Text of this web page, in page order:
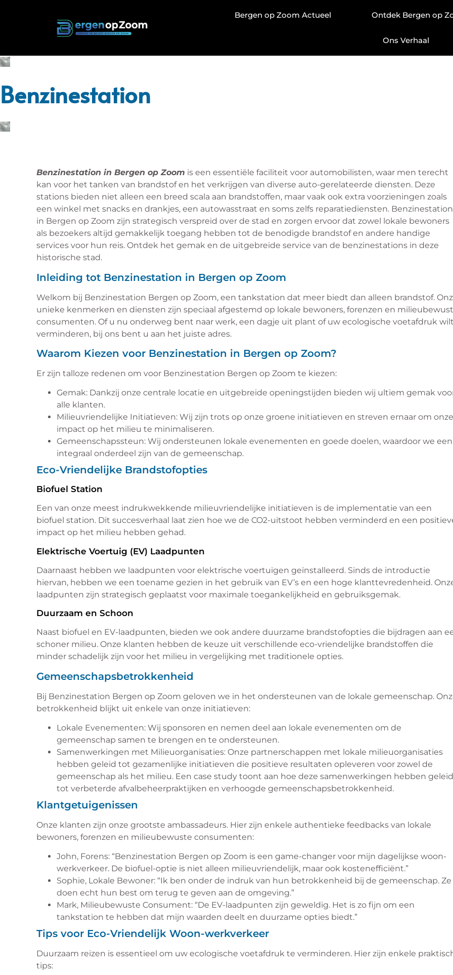
Bergen op Zoom Actueel Ontdek Bergen op
Ons Verhaal
Benzinestation
Benzinestation in Bergen op Zoom is een essentiële faciliteit voor automobilisten, waar men terecht
kan voor het tanken van brandstof en het verkrijgen van diverse auto-gerelateerde diensten. Deze
stations bieden niet alleen een breed scala aan brandstoffen, maar vaak ook extra voorzieningen zoals
een winkel met snacks en drankjes, een autowasstraat en soms zelfs reparatiediensten.
in Bergen op Zoom zijn strategisch verspreid over de stad en zorgen ervoor dat zowel lokale bewoners
als bezoekers altijd gemakkelijk toegang hebben tot de benodigde brandstof en andere handige
services voor hun reis. Ontdek het gemak en de uitgebreide service van de benzinestations in deze
historische stad.
Inleiding tot Benzinestation in Bergen op Zoom
Welkom bij Benzinestation Bergen op Zoom, een tankstation dat meer biedt dan alleen brandstof.
unieke kenmerken en diensten zijn speciaal afgestemd op lokale bewoners, forenzen en
consumenten. Of u nu onderweg bent naar werk, een dagje uit plant of uw ecologische voetafdruk
verminderen, bij ons bent u aan het juiste adres.
Waarom Kiezen voor Benzinestation in Bergen op Zoom?
Er zijn talloze redenen om voor Benzinestation Bergen op Zoom te kiezen:
Gemak: Dankzij onze centrale locatie en uitgebreide openingstijden bieden wij ultiem gemak
alle klanten.
Milieuvriendelijke Initiatieven: Wij zijn trots op onze groene initiatieven en streven ernaar om onze
impact op het milieu te minimaliseren.
Gemeenschapssteun: Wij ondersteunen lokale evenementen en goede doelen, waardoor we een
integraal onderdeel zijn van de gemeenschap.
Eco-Vriendelijke Brandstofopties
Biofuel Station
Een van onze meest indrukwekkende milieuvriendelijke initiatieven is de implementatie van een
biofuel station. Dit succesverhaal laat zien hoe we de CO2-uitstoot hebben verminderd en een
impact op het milieu hebben gehad.
Elektrische Voertuig (EV) Laadpunten
Daarnaast hebben we laadpunten voor elektrische voertuigen geïnstalleerd. Sinds de introductie
hiervan, hebben we een toename gezien in het gebruik van EV’s en een hoge klanttevredenheid.
laadpunten zijn strategisch geplaatst voor maximale toegankelijkheid en gebruiksgemak.
Duurzaam en Schoon
Naast biofuel en EV-laadpunten, bieden we ook andere duurzame brandstofopties die bijdragen aan
schoner milieu. Onze klanten hebben de keuze uit verschillende eco-vriendelijke brandstoffen die
minder schadelijk zijn voor het milieu in vergelijking met traditionele opties.
Gemeenschapsbetrokkenheid
Bij Benzinestation Bergen op Zoom geloven we in het ondersteunen van de lokale gemeenschap.
betrokkenheid blijkt uit enkele van onze initiatieven:
Lokale Evenementen: Wij sponsoren en nemen deel aan lokale evenementen om de
gemeenschap samen te brengen en te ondersteunen.
Samenwerkingen met Milieuorganisaties: Onze partnerschappen met lokale milieuorganisaties
hebben geleid tot gezamenlijke initiatieven die positieve resultaten opleveren voor zowel de
gemeenschap als het milieu. Een case study toont aan hoe deze samenwerkingen hebben geleid
tot verbeterde afvalbeheerpraktijken en verhoogde gemeenschapsbetrokkenheid.
Klantgetuigenissen
Onze klanten zijn onze grootste ambassadeurs. Hier zijn enkele authentieke feedbacks van lokale
bewoners, forenzen en milieubewuste consumenten:
John, Forens: “Benzinestation Bergen op Zoom is een game-changer voor mijn dagelijkse woon-
werkverkeer. De biofuel-optie is niet alleen milieuvriendelijk, maar ook kostenefficiënt.”
Sophie, Lokale Bewoner: “Ik ben onder de indruk van hun betrokkenheid bij de gemeenschap. Ze
doen echt hun best om terug te geven aan de omgeving.”
Mark, Milieubewuste Consument: “De EV-laadpunten zijn geweldig. Het is zo fijn om een
tankstation te hebben dat mijn waarden deelt en duurzame opties biedt.”
Tips voor Eco-Vriendelijk Woon-werkverkeer
Duurzaam reizen is essentieel om uw ecologische voetafdruk te verminderen. Hier zijn enkele
tips: